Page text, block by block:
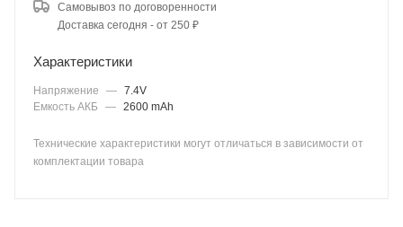
Самовывоз по договоренности
Доставка сегодня - от 250 ₽
Характеристики
Напряжение — 7.4V
Емкость АКБ
— 2600 mAh
Технические характеристики могут отличаться в зависимости от
комплектации товара